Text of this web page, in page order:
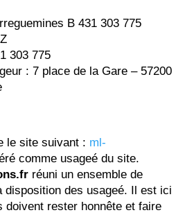
B 431 303 775
303 775
: 7 place de la Gare – 57200
le site suivant : ml-
comme usageé du site.
réuni un ensemble de
disposition des usageé. Il est ici
doivent rester honnête et faire